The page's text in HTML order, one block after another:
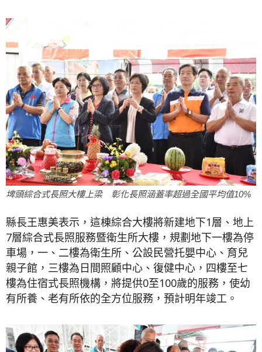
埤頭綜合式長照大樓上梁 彰化長照涵蓋率超過全國平均值10%
縣長王惠美表示，這棟綜合大樓將新建地下1層、地上
7層綜合式長照服務暨衛生所大樓，規劃地下一樓為停
車場，一、二樓為衛生所、公設民營托嬰中心、育兒
親子館，三樓為日間照顧中心、復健中心，四樓至七
樓為住宿式長照機構，將提供0至100歲的服務，使幼
有所養、老有所依的全方位服務，預計明年竣工。